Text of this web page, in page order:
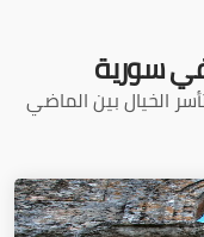
سورية
الخيال بين الماضي